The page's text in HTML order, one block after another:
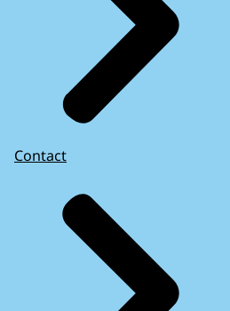
Contact